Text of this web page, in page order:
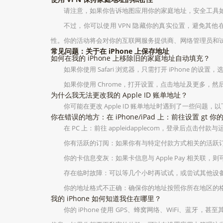
请注意，如果你告诉地图应用你的家庭地址，安全工具
不过，你可以使用 VPN 隐藏你的真实位置，避免其
性。你的活动将会对你的互联网服务提供商、网络管理员
常见问题：关于在 iPhone 上保存地址
如何在我的 iPhone 上移除旧的家庭地址自动填充？
如果你使用 Safari 浏览器，只需打开 iPhone 的设置，
如果你使用 Chrome，打开设置，点击地址及更多，然
为什么我无法更改我的 Apple ID 账单地址？
你可能在更改 Apple ID 账单地址时遇到了一些问题，
你在错误的地方：在 iPhone/iPad 上：前往设置 gt 你
在 PC 上：前往 appleidapplecom，登录后点击付款与
你有活跃的订阅：如果你有与特定付款方式相关的活
你的卡信息变灰：如果卡信息与 Apple Pay 相关联，
存在临时故障：可以等几个小时再试试，或尝试其他设
你的地址格式不正确：确保你的地址按照你所在地区的
我的 iPhone 如何知道我住在哪里？
你的 iPhone 使用 GPS、蜂窝网络、WiFi、蓝牙，甚